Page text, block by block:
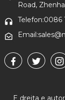
Road,
Telefon:0086
E drejta e